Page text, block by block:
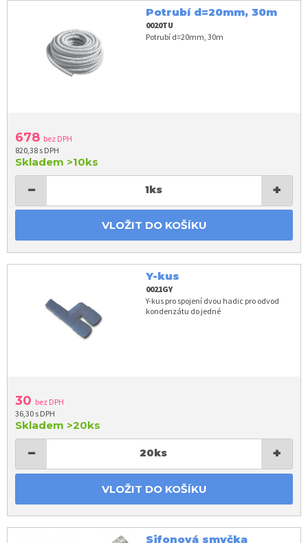
Potrubí d=20mm, 30m
0020TU
Potrubí d=20mm, 30m
678 bez DPH
820,38 s DPH
Skladem >10ks
− 1ks +
VLOŽIT DO KOŠÍKU
Y-kus
0021GY
Y-kus pro spojení dvou hadic pro odvod
kondenzátu do jedné
30 bez DPH
36,30 s DPH
Skladem >20ks
− 20 ks +
VLOŽIT DO KOŠÍKU
Sifonová smyčka